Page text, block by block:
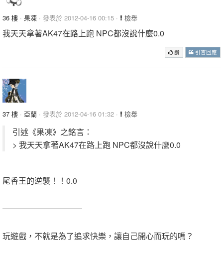
36 樓 · 果凍 · 發表於 2012-04-16 00:15 · 檢舉
我天天拿著AK47在路上跑 NPC都沒說什麼0.0
讚 引言回應
37 樓 · 亞蘭 · 發表於 2012-04-16 01:32 · 檢舉
引述《果凍》之銘言：
> 我天天拿著AK47在路上跑 NPC都沒說什麼0.0
尾香王的逆襲！！0.0
玩遊戲，不就是為了追求快樂，讓自己開心而玩的嗎？